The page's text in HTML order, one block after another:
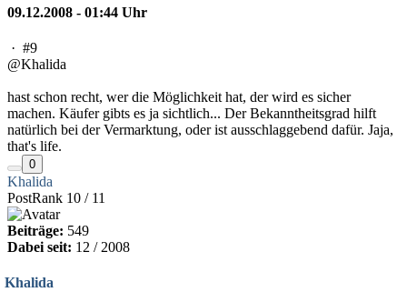
09.12.2008 - 01:44 Uhr
· #9
@Khalida
hast schon recht, wer die Möglichkeit hat, der wird es sicher
machen. Käufer gibts es ja sichtlich... Der Bekanntheitsgrad hilft
natürlich bei der Vermarktung, oder ist ausschlaggebend dafür. Jaja,
that's life.
0
Khalida
PostRank 10 / 11
Beiträge: 549
Dabei seit: 12 / 2008
Khalida